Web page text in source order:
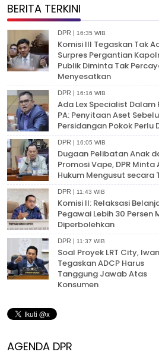
BERITA TERKINI
DPR | 16:35 WIB
Komisi III Tegaskan Tak
Surpres Pergantian
Publik Diminta Tak
Menyesatkan
DPR | 16:16 WIB
Ada Lex Specialist Dalam
PA: Penyitaan Aset
Persidangan Pokok Perlu
DPR | 16:05 WIB
Dugaan Pelibatan Anak
Promosi Vape, DPR
Hukum Mengusut secara
DPR | 11:43 WIB
Komisi II: Relaksasi
Pegawai Lebih 30 Persen
Diperbolehkan
DPR | 11:37 WIB
Soal Proyek LRT City,
Tegaskan ADCP Harus
Tanggung Jawab Atas
Konsumen
AGENDA DPR